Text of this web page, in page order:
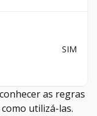
SIM
as regras
utilizá-las.